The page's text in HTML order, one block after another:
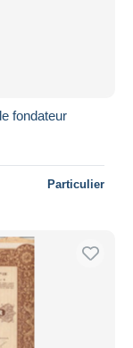
fondateur
Particulier